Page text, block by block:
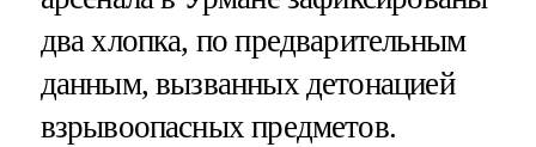
два хлопка, по предварительным
данным, вызванных детонацией
взрывоопасных предметов.